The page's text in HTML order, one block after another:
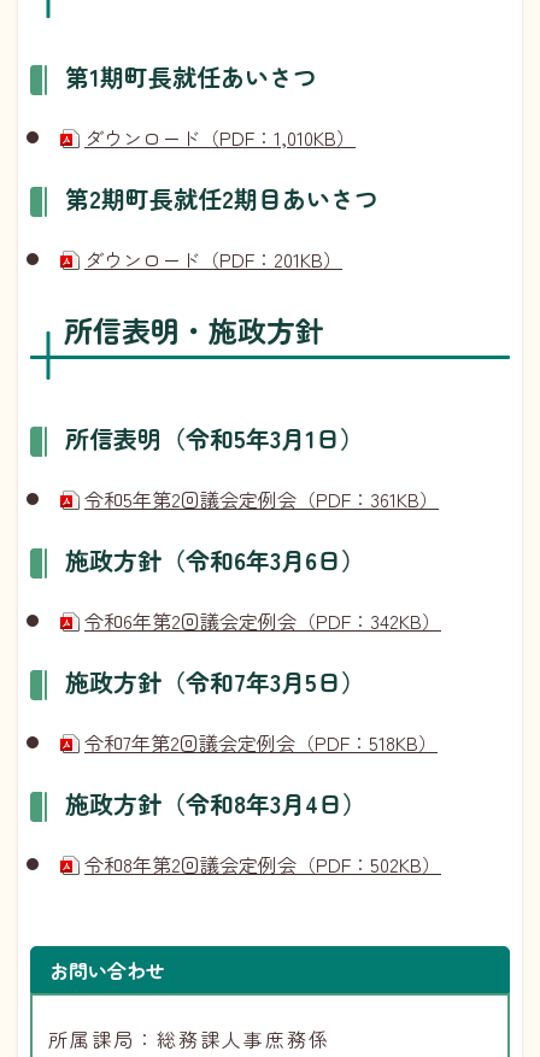
第1期町長就任あいさつ
ダウンロード（PDF：1,010KB）
第2期町長就任2期目あいさつ
ダウンロード（PDF：201KB）
所信表明・施政方針
所信表明（令和5年3月1日）
令和5年第2回議会定例会（PDF：361KB）
施政方針（令和6年3月6日）
令和6年第2回議会定例会（PDF：342KB）
施政方針（令和7年3月5日）
令和7年第2回議会定例会（PDF：518KB）
施政方針（令和8年3月4日）
令和8年第2回議会定例会（PDF：502KB）
お問い合わせ
所属課局：総務課人事庶務係